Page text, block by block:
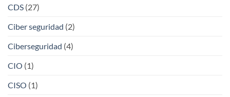
CDS (27)
Ciber seguridad (2)
Ciberseguridad (4)
CIO (1)
CISO (1)